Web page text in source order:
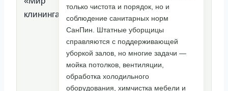
только чистота и порядок, но и
соблюдение санитарных норм
СанПин. Штатные уборщицы
справляются с поддерживающей
уборкой залов, но многие задачи —
мойка потолков, вентиляции,
обработка холодильного
оборудования, химчистка мебели и